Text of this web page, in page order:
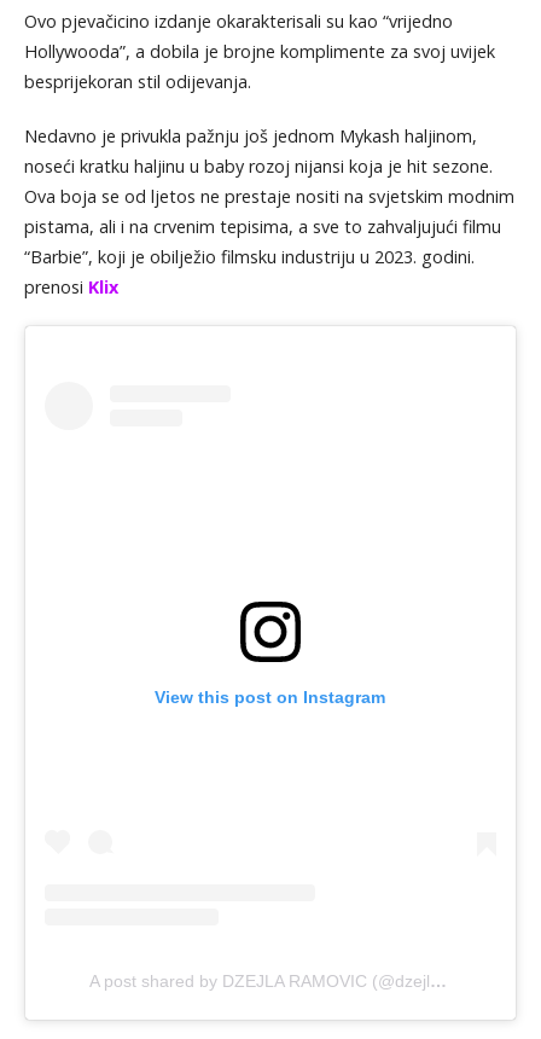
Ovo pjevačicino izdanje okarakterisali su kao “vrijedno
Hollywooda”, a dobila je brojne komplimente za svoj uvijek
besprijekoran stil odijevanja.
Nedavno je privukla pažnju još jednom Mykash haljinom,
noseći kratku haljinu u baby rozoj nijansi koja je hit sezone.
Ova boja se od ljetos ne prestaje nositi na svjetskim modnim
pistama, ali i na crvenim tepisima, a sve to zahvaljujući filmu
“Barbie”, koji je obilježio filmsku industriju u 2023. godini.
prenosi Klix
View this post on Instagram
A post shared by DZEJLA RAMOVIC (@dzejlaramovic)